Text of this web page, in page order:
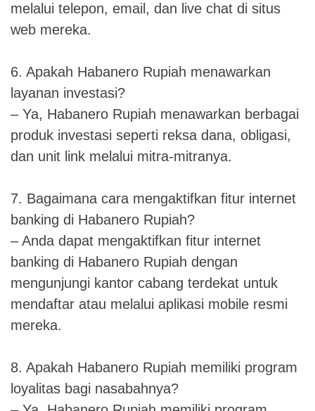
melalui telepon, email, dan live chat di situs
web mereka.
6. Apakah Habanero Rupiah menawarkan
layanan investasi?
– Ya, Habanero Rupiah menawarkan berbagai
produk investasi seperti reksa dana, obligasi,
dan unit link melalui mitra-mitranya.
7. Bagaimana cara mengaktifkan fitur internet
banking di Habanero Rupiah?
– Anda dapat mengaktifkan fitur internet
banking di Habanero Rupiah dengan
mengunjungi kantor cabang terdekat untuk
mendaftar atau melalui aplikasi mobile resmi
mereka.
8. Apakah Habanero Rupiah memiliki program
loyalitas bagi nasabahnya?